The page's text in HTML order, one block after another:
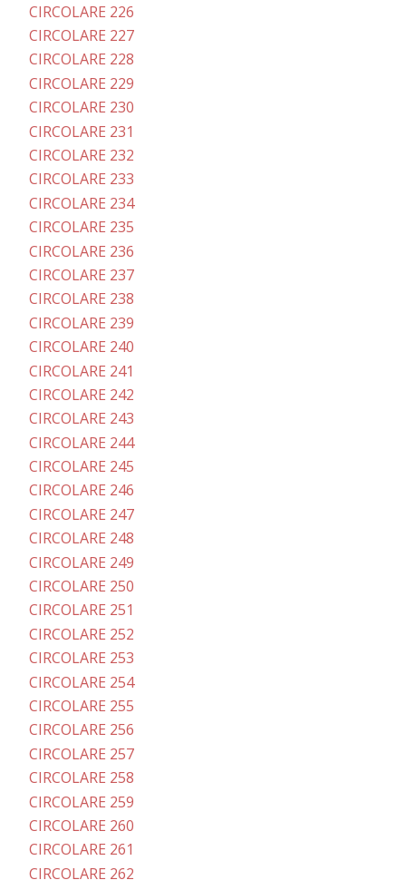
CIRCOLARE 226
CIRCOLARE 227
CIRCOLARE 228
CIRCOLARE 229
CIRCOLARE 230
CIRCOLARE 231
CIRCOLARE 232
CIRCOLARE 233
CIRCOLARE 234
CIRCOLARE 235
CIRCOLARE 236
CIRCOLARE 237
CIRCOLARE 238
CIRCOLARE 239
CIRCOLARE 240
CIRCOLARE 241
CIRCOLARE 242
CIRCOLARE 243
CIRCOLARE 244
CIRCOLARE 245
CIRCOLARE 246
CIRCOLARE 247
CIRCOLARE 248
CIRCOLARE 249
CIRCOLARE 250
CIRCOLARE 251
CIRCOLARE 252
CIRCOLARE 253
CIRCOLARE 254
CIRCOLARE 255
CIRCOLARE 256
CIRCOLARE 257
CIRCOLARE 258
CIRCOLARE 259
CIRCOLARE 260
CIRCOLARE 261
CIRCOLARE 262